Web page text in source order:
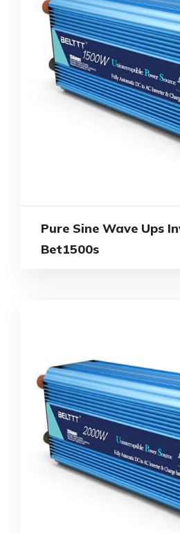
Pure Sine Wave Ups
Bet1500s